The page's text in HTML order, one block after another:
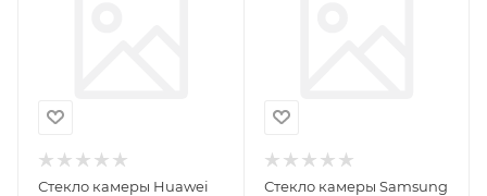
Стекло камеры Huawei
Стекло камеры Samsung